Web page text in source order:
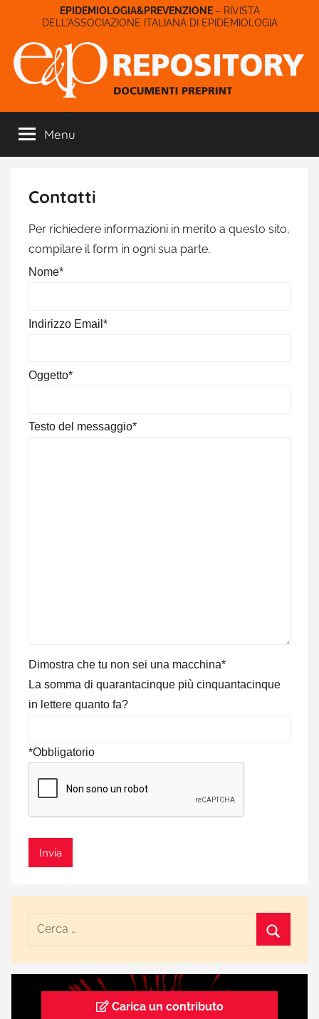
contenuto
– RIVISTA
DELL'ASSOCIAZIONE ITALIANA DI EPIDEMIOLOGIA
E&P
Repository
Menu
Contatti
Per richiedere informazioni in merito a questo sito,
compilare il form in ogni sua parte.
Nome*
Indirizzo Email*
Oggetto*
Testo del messaggio*
Dimostra che tu non sei una macchina*
La somma di quarantacinque più cinquantacinque
in lettere quanto fa?
*Obbligatorio
Carica un contributo